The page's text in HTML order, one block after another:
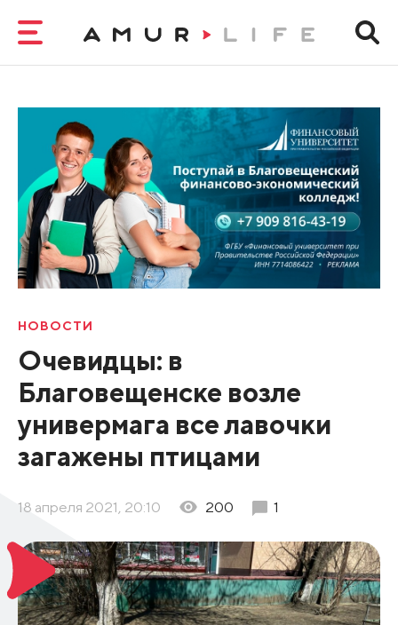
НОВОСТИ
Очевидцы: в
Благовещенске возле
универмага все лавочки
загажены птицами
18 апреля 2021, 20:10 200 1